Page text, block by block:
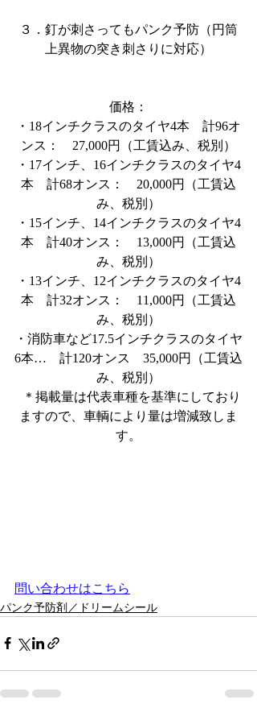
３．釘が刺さってもパンク予防（円筒
上異物の突き刺さりに対応）
価格：
・18インチクラスのタイヤ4本　計96オ
ンス：　27,000円（工賃込み、税別）
・17インチ、16インチクラスのタイヤ4
本　計68オンス：　20,000円（工賃込
み、税別）
・15インチ、14インチクラスのタイヤ4
本　計40オンス：　13,000円（工賃込
み、税別）
・13インチ、12インチクラスのタイヤ4
本　計32オンス：　11,000円（工賃込
み、税別）
・消防車など17.5インチクラスのタイヤ
6本…　計120オンス　35,000円（工賃込
み、税別）
ますので、車輌により量は増減致しま
す。
問い合わせはこちら
パンク予防剤／ドリームシール